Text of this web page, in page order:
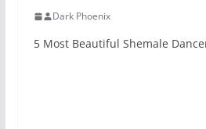
Dark Phoenix
5 Most Beautiful Shemale